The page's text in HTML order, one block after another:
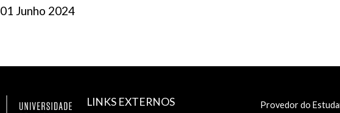
01 Junho 2024
LINKS EXTERNOS
Provedor do